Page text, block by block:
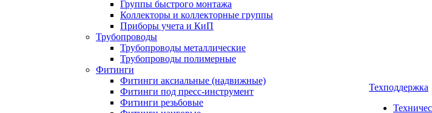
Группы быстрого монтажа
Коллекторы и коллекторные группы
Приборы учета и КиП
Трубопроводы
Трубопроводы металлические
Трубопроводы полимерные
Фитинги
Фитинги аксиальные (надвижные)
Фитинги под пресс-инструмент
Фитинги резьбовые
Техподдержка